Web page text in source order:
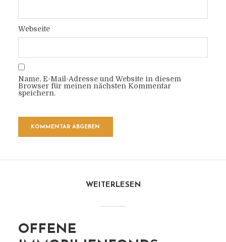
Webseite
Name, E-Mail-Adresse und Website in diesem
Browser für meinen nächsten Kommentar
speichern.
WEITERLESEN
OFFENE